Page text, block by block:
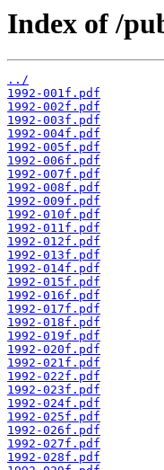
Index of /
../
1992-001f.pdf
1992-002f.pdf
1992-003f.pdf
1992-004f.pdf
1992-005f.pdf
1992-006f.pdf
1992-007f.pdf
1992-008f.pdf
1992-009f.pdf
1992-010f.pdf
1992-011f.pdf
1992-012f.pdf
1992-013f.pdf
1992-014f.pdf
1992-015f.pdf
1992-016f.pdf
1992-017f.pdf
1992-018f.pdf
1992-019f.pdf
1992-020f.pdf
1992-021f.pdf
1992-022f.pdf
1992-023f.pdf
1992-024f.pdf
1992-025f.pdf
1992-026f.pdf
1992-027f.pdf
1992-028f.pdf